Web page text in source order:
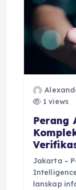
t
o
1 views
Perang
Jakarta –
lanskap